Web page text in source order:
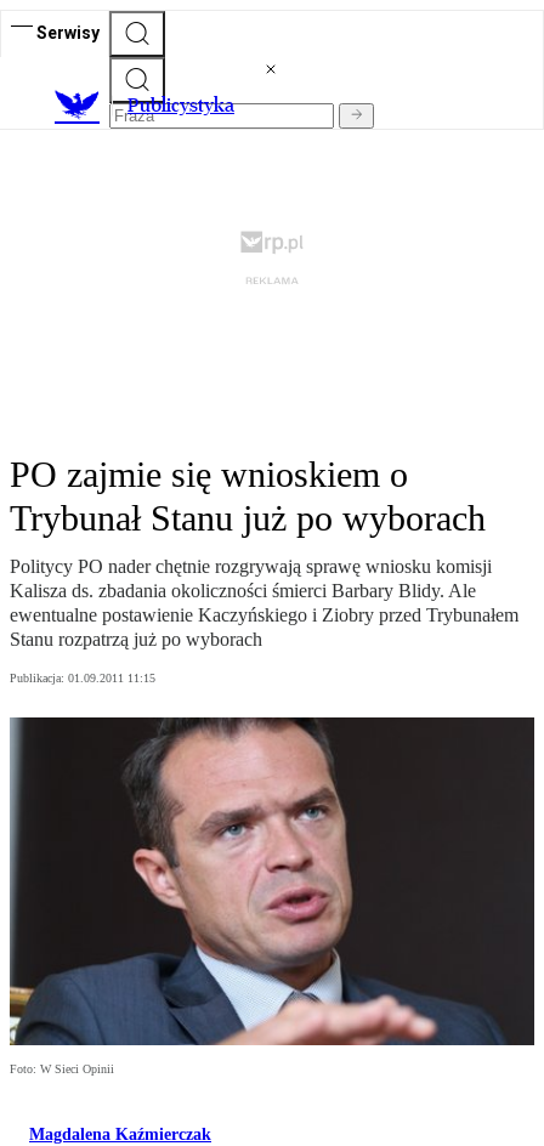
Serwisy
Publicystyka
PO zajmie się wnioskiem o
Trybunał Stanu już po wyborach
Politycy PO nader chętnie rozgrywają sprawę wniosku komisji
Kalisza ds. zbadania okoliczności śmierci Barbary Blidy. Ale
ewentualne postawienie Kaczyńskiego i Ziobry przed Trybunałem
Stanu rozpatrzą już po wyborach
Publikacja: 01.09.2011 11:15
Foto: W Sieci Opinii
Magdalena Kaźmierczak